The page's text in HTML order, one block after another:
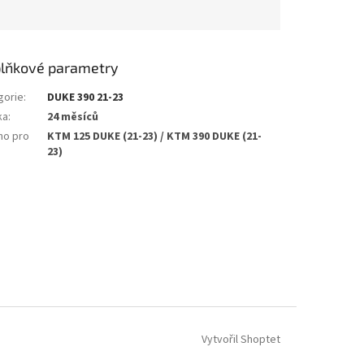
parametry
:
DUKE 390 21-23
:
24 měsíců
pro
KTM 125 DUKE (21-23) / KTM 390 DUKE (21-
23)
Vytvořil Shoptet